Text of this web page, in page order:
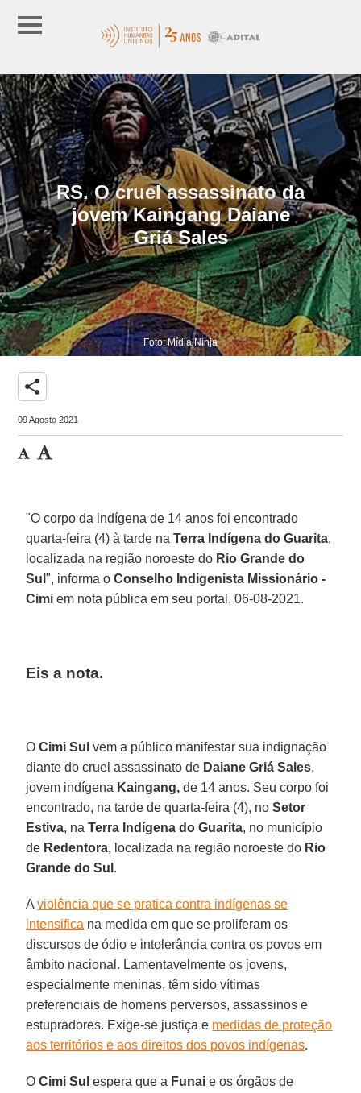
RS. O cruel assassinato da
jovem Kaingang Daiane
Griá Sales
Foto: Mídia Ninja
share
09 Agosto 2021
"O corpo da indígena de 14 anos foi encontrado
quarta-feira (4) à tarde naTerra Indígena do Guarita,
localizada na região noroeste do Rio Grande do
Sul", informa oConselho Indigenista Missionário -
Cimi em nota pública em seu portal, 06-08-2021.
Eis a nota.
OCimi Sul vem a público manifestar sua indignação
diante do cruel assassinato de Daiane Griá Sales,
jovem indígena Kaingang, de 14 anos. Seu corpo foi
encontrado, na tarde de quarta-feira (4), noSetor
Estiva, naTerra Indígena do Guarita, no município
de Redentora, localizada na região noroeste do Rio
Grande do Sul .
Aviolência que se pratica contra indígenas se
intensifica na medida em que se proliferam os
discursos de ódio e intolerância contra os povos em
âmbito nacional. Lamentavelmente os jovens,
especialmente meninas, têm sido vítimas
preferenciais de homens perversos, assassinos e
estupradores. Exige-se justiça e medidas de proteção
aos territórios e aos direitos dos povos indígenas.
OCimi Sul espera que a Funai e os órgãos de